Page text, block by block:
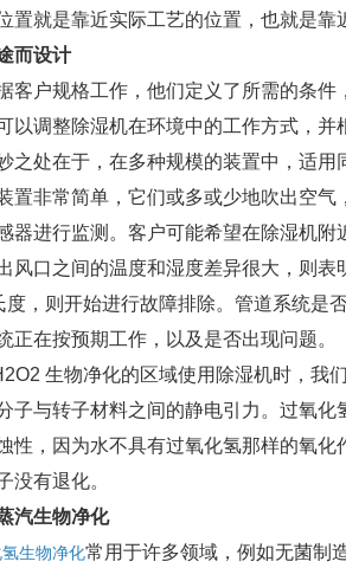
置就是靠近实际工艺的位置，也就是靠
而设计
户规格工作，他们定义了所需的条件
以调整除湿机在环境中的工作方式，
之处在于，在多种规模的装置中，适
非常简单，它们或多或少地吹出空气
器进行监测。客户可能希望在除湿机
风口之间的温度和湿度差异很大，则
度，则开始进行故障排除。管道系统是
正在按预期工作，以及是否出现问题。
生物净化的区域使用除湿机时，我
子与转子材料之间的静电引力。过氧
性，因为水不具有过氧化氢那样的氧
没有退化。
汽生物净化
生物净化常用于许多领域，例如无菌制